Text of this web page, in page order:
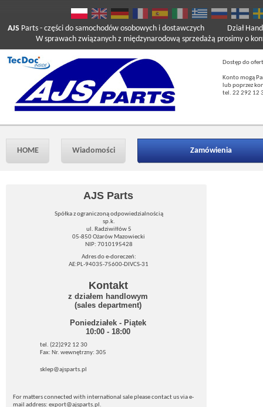
AJS Parts - części do samochodów osobowych i dostawczych
W sprawach związanych z międzynarodową sprzedażą prosimy o
Dział
Dostęp do
Konto mogą
lub poprzez
tel. 22 292 12
HOME Wiadomości Zamówienia
AJS Parts
Spółka z ograniczoną odpowiedzialnością
sp.k.
ul. Radziwiłłów 5
05-850 Ożarów Mazowiecki
NIP: 7010195428
Adres do e-doreczeń:
AE:PL-94035-75600-DIVCS-31
Kontakt
z działem handlowym
(sales department)
Poniedziałek - Piątek
10:00 - 18:00
tel. (22)292 12 30
Fax: Nr. wewnętrzny: 305
sklep@ajsparts.pl
For matters connected with international sale please contact us via e-
mail address: export@ajsparts.pl.